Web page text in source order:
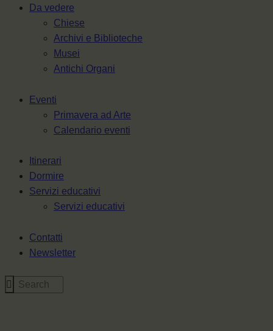
Da vedere
Chiese
Archivi e Biblioteche
Musei
Antichi Organi
Eventi
Primavera ad Arte
Calendario eventi
Itinerari
Dormire
Servizi educativi
Servizi educativi
Contatti
Newsletter